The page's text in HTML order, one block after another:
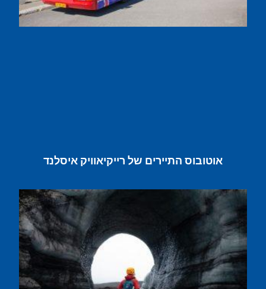
אוטובוס התיירים של רייקיאוויק איסלנד